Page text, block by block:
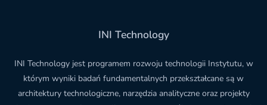
INI Technology
INI Technology jest programem rozwoju technologii Instytutu, w
którym wyniki badań fundamentalnych przekształcane są w
architektury technologiczne, narzędzia analityczne oraz projekty